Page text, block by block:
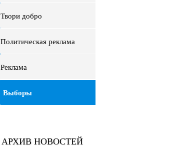
Твори добро
Политическая реклама
Реклама
Выборы
АРХИВ НОВОСТЕЙ